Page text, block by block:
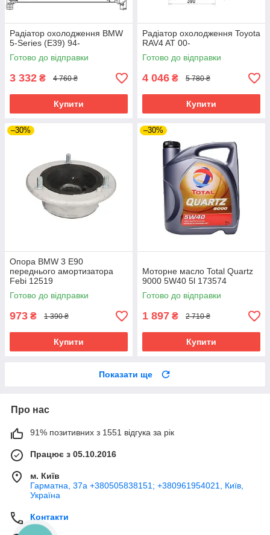
Радіатор охолодження BMW
5-Series (E39) 94-
Готово до відправки
3 332 ₴ 4 760 ₴
Купити
Радіатор охолодження Toyota
RAV4 AT 00-
Готово до відправки
4 046 ₴ 5 780 ₴
Купити
–30%
Опора BMW 3 E90
переднього амортизатора
Febi 12519
Готово до відправки
973 ₴ 1 390 ₴
Купити
–30%
Моторне масло Total Quartz
9000 5W40 5l 173574
Готово до відправки
1 897 ₴ 2 710 ₴
Купити
Показати ще
Про нас
91% позитивних з 1551 відгука за рік
Працює з 05.10.2016
м. Київ
Гарматна, 37а +380505838151; +380961954021, Київ,
Україна
Контакти